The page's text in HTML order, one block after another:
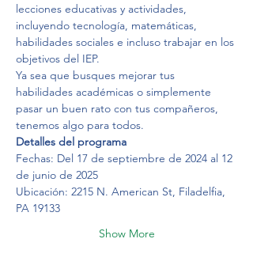
lecciones educativas y actividades,
incluyendo tecnología, matemáticas,
habilidades sociales e incluso trabajar en los
objetivos del IEP.
Ya sea que busques mejorar tus
habilidades académicas o simplemente
pasar un buen rato con tus compañeros,
tenemos algo para todos.
Detalles del programa
Fechas: Del 17 de septiembre de 2024 al 12
de junio de 2025
Ubicación: 2215 N. American St, Filadelfia,
PA 19133
Show More